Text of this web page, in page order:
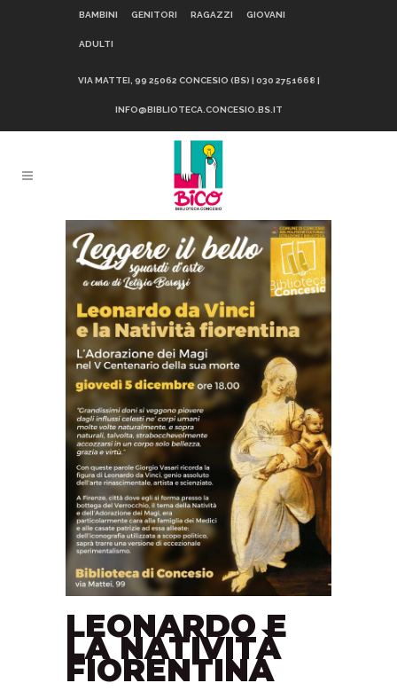
BAMBINI GENITORI RAGAZZI GIOVANI
ADULTI
VIA MATTEI, 99 25062 CONCESIO (BS) | 030 2751668 |
INFO@BIBLIOTECA.CONCESIO.BS.IT
LEONARDO E
LA NATIVITÀ
FIORENTINA